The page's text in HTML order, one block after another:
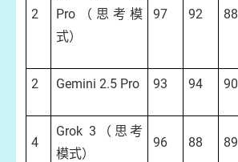
2
Pro（思考模
式）
97 92 88
2 Gemini 2.5 Pro 93 94 90
4
Grok 3（思考
模式）
96 88 89